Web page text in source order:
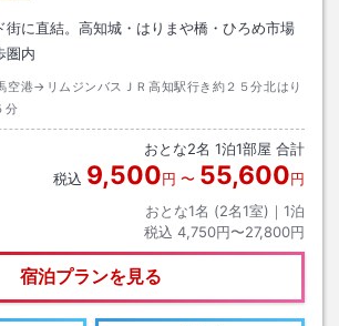
街に直結。高知城・はりまや橋・ひろめ市場
圏内
空港→リムジンバスＪＲ高知駅行き約２５分北はり
分
おとな2名 1泊1部屋 合計
税込 9,500円 〜 55,600円
おとな1名 (2名1室)｜ 1泊
税込 4,750円〜27,800円
宿泊プランを見る